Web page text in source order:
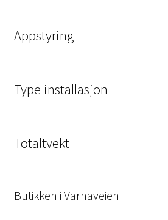
Appstyring
Type installasjon
Totaltvekt
Butikken i Varnaveien